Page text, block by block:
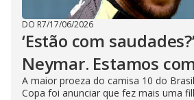
DO R7/17/06/2026
‘Estão com
Neymar. Estamos
A maior proeza do camisa 10 do
Copa foi anunciar que fez mais uma